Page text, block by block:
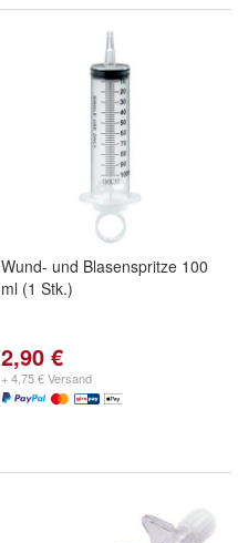
Wund- und Blasenspritze 100
ml (1 Stk.)
2,90 €
+ 4,75 € Versand